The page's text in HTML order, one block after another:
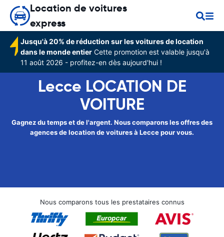
Location de voitures
express
Jusqu'à 20% de réduction sur les voitures de location
dans le monde entier Cette promotion est valable jusqu'à
11 août 2026 - profitez-en dès aujourd'hui !
Lecce LOCATION DE
VOITURE
Gagnez du temps et de l'argent. Nous comparons les offres des
agences de location de voitures à Lecce pour vous.
Nous comparons tous les prestataires connus